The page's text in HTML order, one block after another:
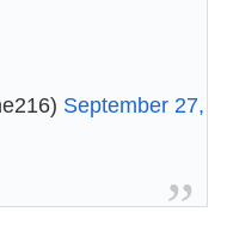
September 27,